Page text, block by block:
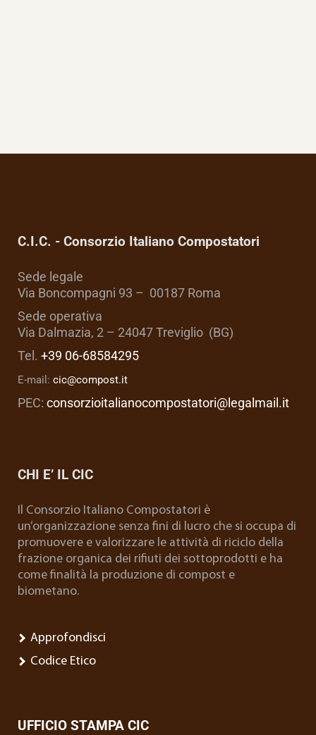
C.I.C. - Consorzio Italiano Compostatori
Sede legale
Via Boncompagni 93 – 00187 Roma
Sede operativa
Via Dalmazia, 2 – 24047 Treviglio (BG)
Tel. +39 06-68584295
E-mail: cic@compost.it
PEC: consorzioitalianocompostatori@legalmail.it
CHI E’ IL CIC
Il Consorzio Italiano Compostatori è
un’organizzazione senza fini di lucro che si occupa di
promuovere e valorizzare le attività di riciclo della
frazione organica dei rifiuti dei sottoprodotti e ha
come finalità la produzione di compost e
biometano.
Approfondisci
Codice Etico
UFFICIO STAMPA CIC